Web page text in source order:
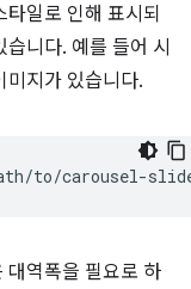
일로 인해 표시되
니다. 예를 들어 시
미지가 있습니다.
대역폭을 필요로 하